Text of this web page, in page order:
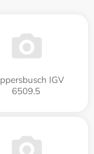
IGV
6509.5